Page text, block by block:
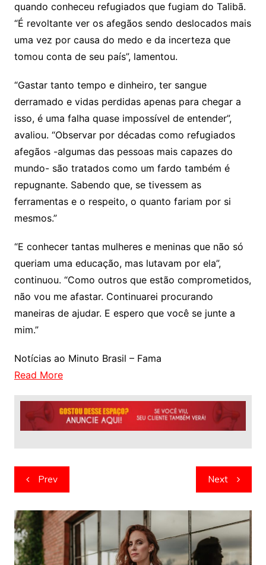
quando conheceu refugiados que fugiam do Talibã.
“É revoltante ver os afegãos sendo deslocados mais
uma vez por causa do medo e da incerteza que
tomou conta de seu país”, lamentou.
“Gastar tanto tempo e dinheiro, ter sangue
derramado e vidas perdidas apenas para chegar a
isso, é uma falha quase impossível de entender”,
avaliou. “Observar por décadas como refugiados
afegãos -algumas das pessoas mais capazes do
mundo- são tratados como um fardo também é
repugnante. Sabendo que, se tivessem as
ferramentas e o respeito, o quanto fariam por si
mesmos.”
“E conhecer tantas mulheres e meninas que não só
queriam uma educação, mas lutavam por ela”,
continuou. “Como outros que estão comprometidos,
não vou me afastar. Continuarei procurando
maneiras de ajudar. E espero que você se junte a
mim.”
Notícias ao Minuto Brasil – Fama
Read More
Navegação
de
artigos
Prev Next